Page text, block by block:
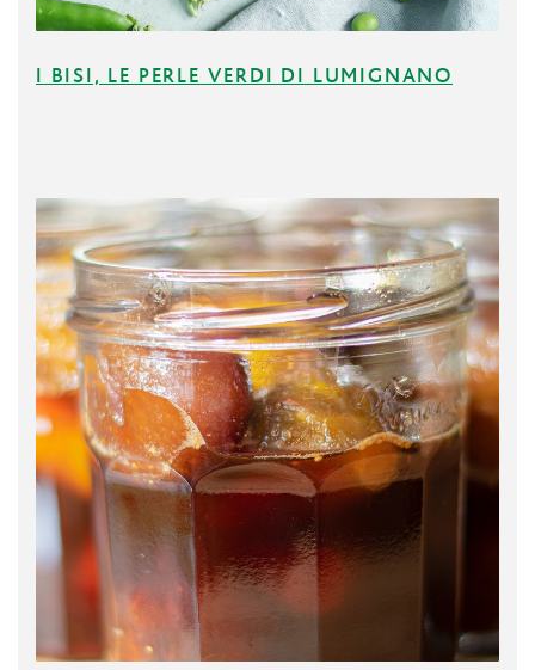
I BISI, LE PERLE VERDI DI LUMIGNANO